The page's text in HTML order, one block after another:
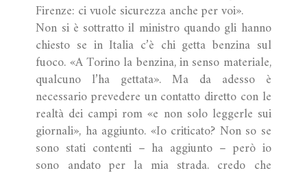
Firenze: ci vuole sicurezza anche per voi».
Non si è sottratto il ministro quando gli hanno
chiesto se in Italia c’è chi getta benzina sul
fuoco. «A Torino la benzina, in senso materiale,
qualcuno l’ha gettata». Ma da adesso è
necessario prevedere un contatto diretto con le
realtà dei campi rom «e non solo leggerle sui
giornali», ha aggiunto. «Io criticato? Non so se
sono stati contenti – ha aggiunto – però io
sono andato per la mia strada. credo che